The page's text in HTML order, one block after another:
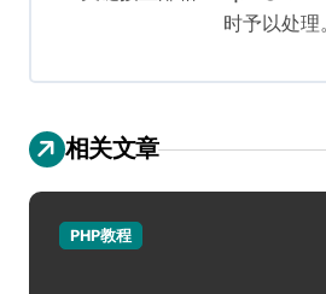
时予以处理
相关文章
PHP教程